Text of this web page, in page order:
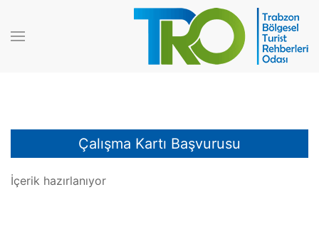
Çalışma Kartı Başvurusu
İçerik hazırlanıyor